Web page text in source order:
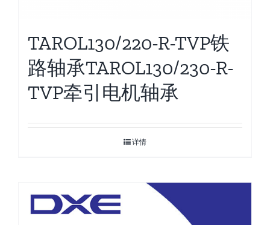
TAROL130/220-R-TVP铁
路轴承TAROL130/230-R-
TVP牵引电机轴承
详情